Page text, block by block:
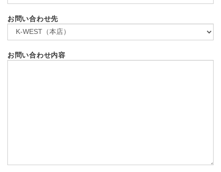
お問い合わせ先
お問い合わせ内容